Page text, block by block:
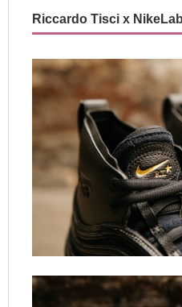
Riccardo Tisci x